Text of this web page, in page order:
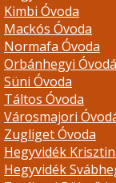
Kimbi Óvoda
Mackós Óvoda
Normafa Óvoda
Orbánhegyi
Süni Óvoda
Táltos Óvoda
Városmajori
Zugliget Óvoda
Hegyvidék
Hegyvidék